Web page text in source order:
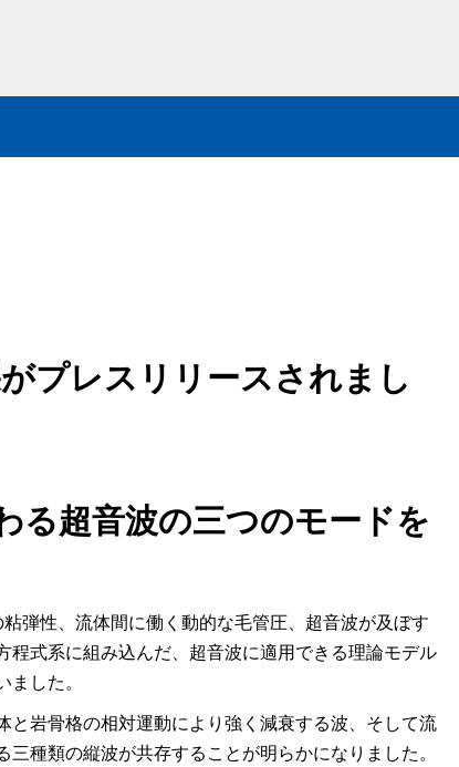
プレスリリースされまし
る超音波の三つのモードを
弾性、流体間に働く動的な毛管圧、超音波が及ぼす
式系に組み込んだ、超音波に適用できる理論モデル
した。
岩骨格の相対運動により強く減衰する波、そして流
種類の縦波が共存することが明らかになりました。